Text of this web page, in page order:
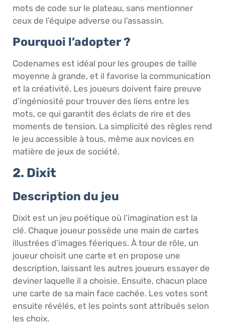
mots de code sur le plateau, sans mentionner
ceux de l’équipe adverse ou l’assassin.
Pourquoi l’adopter ?
Codenames est idéal pour les groupes de taille
moyenne à grande, et il favorise la communication
et la créativité. Les joueurs doivent faire preuve
d’ingéniosité pour trouver des liens entre les
mots, ce qui garantit des éclats de rire et des
moments de tension. La simplicité des règles rend
le jeu accessible à tous, même aux novices en
matière de jeux de société.
2. Dixit
Description du jeu
Dixit est un jeu poétique où l’imagination est la
clé. Chaque joueur possède une main de cartes
illustrées d’images féeriques. À tour de rôle, un
joueur choisit une carte et en propose une
description, laissant les autres joueurs essayer de
deviner laquelle il a choisie. Ensuite, chacun place
une carte de sa main face cachée. Les votes sont
ensuite révélés, et les points sont attribués selon
les choix.